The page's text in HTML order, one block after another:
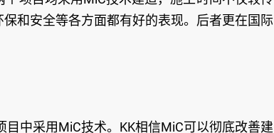
和安全等各方面都有好的表现。后者更在国际
中采用MiC技术。KK相信MiC可以彻底改善建